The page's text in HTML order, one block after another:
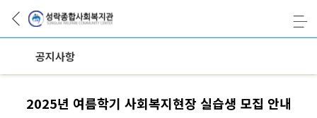
공지사항
2025년 여름학기 사회복지현장 실습생 모집 안내